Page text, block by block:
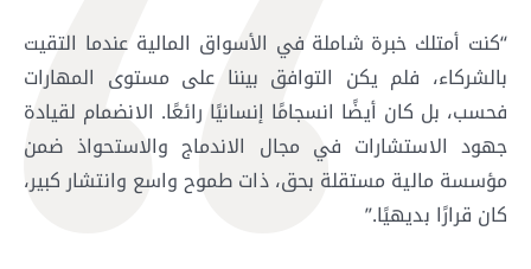
“كنت أمتلك خبرة شاملة في الأسواق المالية عندما التقيت
بالشركاء، فلم يكن التوافق بيننا على مستوى المهارات
فحسب، بل كان أيضًا انسجامًا إنسانيًا رائعًا. الانضمام لقيادة
جهود الاستشارات في مجال الاندماج والاستحواذ ضمن
مؤسسة مالية مستقلة بحق، ذات طموح واسع وانتشار كبير،
كان قرارًا بديهيًا.”